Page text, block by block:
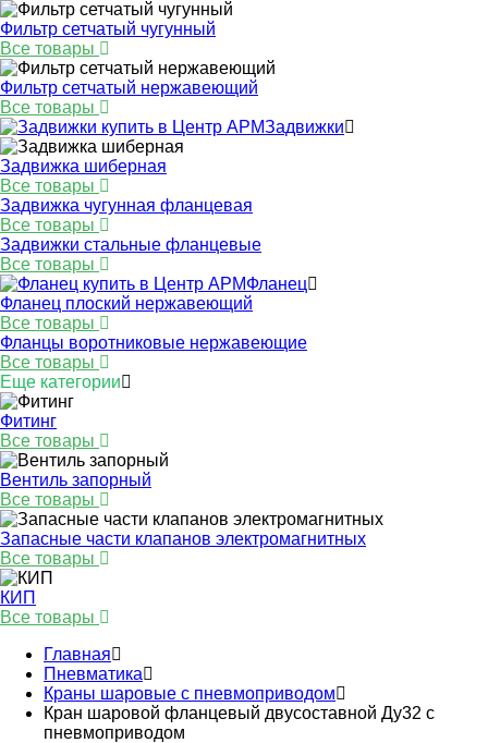
Фильтр сетчатый чугунный
Все товары
Фильтр сетчатый нержавеющий
Все товары
Задвижки
Задвижка шиберная
Все товары
Задвижка чугунная фланцевая
Все товары
Задвижки стальные фланцевые
Все товары
Фланец
Фланец плоский нержавеющий
Все товары
Фланцы воротниковые нержавеющие
Все товары
Еще категории
Фитинг
Все товары
Вентиль запорный
Все товары
Запасные части клапанов электромагнитных
Все товары
КИП
Все товары
Главная
Пневматика
Краны шаровые с пневмоприводом
Кран шаровой фланцевый двусоставной Ду32 с
пневмоприводом